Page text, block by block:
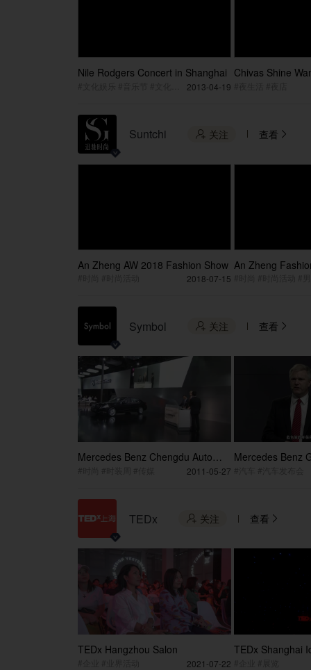
Nile Rodgers Concert in Shanghai
2013-04-19
Chivas Shine
Suntchi  关注 查看 
An Zheng AW 2018 Fashion Show
2018-07-15
An Zheng
Symbol  关注 查看 
Mercedes Benz Chengdu Auto
2011-05-27
Mercedes Benz
TEDx  关注 查看 
TEDx Hangzhou Salon
2021-07-22
TEDx Shanghai